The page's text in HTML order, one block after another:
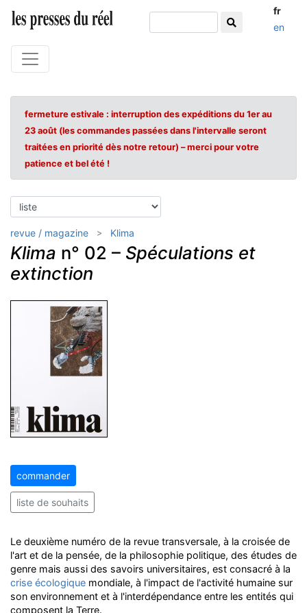
fr
en
fermeture estivale : interruption des expéditions du 1er au
23 août (les commandes passées dans l'intervalle seront
traitées en priorité dès notre retour) – merci pour votre
patience et bel été !
revue / magazine Klima
Klima n° 02 – Spéculations et
extinction
commander
liste de souhaits
Le deuxième numéro de la revue transversale, à la croisée de
l'art et de la pensée, de la philosophie politique, des études de
genre mais aussi des savoirs universitaires, est consacré à la
crise écologique mondiale, à l'impact de l'activité humaine sur
son environnement et à l'interdépendance entre les entités qui
composent la Terre.